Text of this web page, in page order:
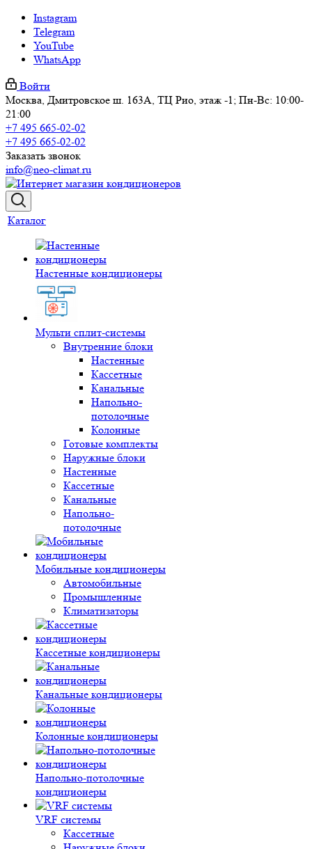
Instagram
Telegram
YouTube
WhatsApp
Войти
Москва, Дмитровское ш. 163А, ТЦ Рио, этаж -1; Пн-Вс: 10:00-
21:00
+7 495 665-02-02
+7 495 665-02-02
Заказать звонок
info@neo-climat.ru
Каталог
Настенные кондиционеры
Мульти сплит-системы
Внутренние блоки
Настенные
Кассетные
Канальные
Напольно-
потолочные
Колонные
Готовые комплекты
Наружные блоки
Настенные
Кассетные
Канальные
Напольно-
потолочные
Мобильные кондиционеры
Автомобильные
Промышленные
Климатизаторы
Кассетные кондиционеры
Канальные кондиционеры
Колонные кондиционеры
Напольно-потолочные
кондиционеры
VRF системы
Кассетные